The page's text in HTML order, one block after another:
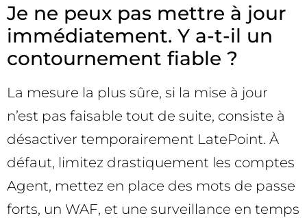
Je ne peux pas mettre à jour
immédiatement. Y a-t-il un
contournement fiable ?
La mesure la plus sûre, si la mise à jour
n’est pas faisable tout de suite, consiste à
désactiver temporairement LatePoint. À
défaut, limitez drastiquement les comptes
Agent, mettez en place des mots de passe
forts, un WAF, et une surveillance en temps